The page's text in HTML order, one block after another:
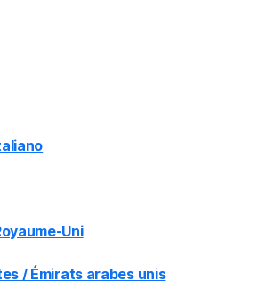
Uni
/ Émirats arabes unis